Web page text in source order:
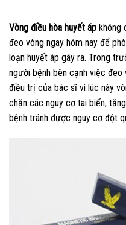
Vòng điều hòa huyết áp không
đeo vòng ngay hôm nay để
loạn huyết áp gây ra. Trong
người bệnh bên cạnh việc
điều trị của bác sĩ vì lúc này
chặn các nguy cơ tai biến,
bệnh tránh được nguy cơ đột